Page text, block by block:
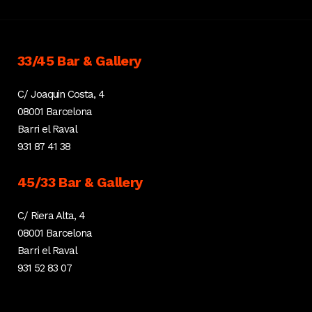
33/45 Bar & Gallery
C/ Joaquin Costa, 4
08001 Barcelona
Barri el Raval
931 87 41 38
45/33 Bar & Gallery
C/ Riera Alta, 4
08001 Barcelona
Barri el Raval
931 52 83 07